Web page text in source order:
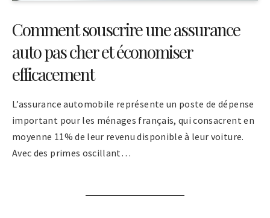
Comment souscrire une assurance
auto pas cher et économiser
efficacement
L’assurance automobile représente un poste de dépense
important pour les ménages français, qui consacrent en
moyenne 11% de leur revenu disponible à leur voiture.
Avec des primes oscillant…